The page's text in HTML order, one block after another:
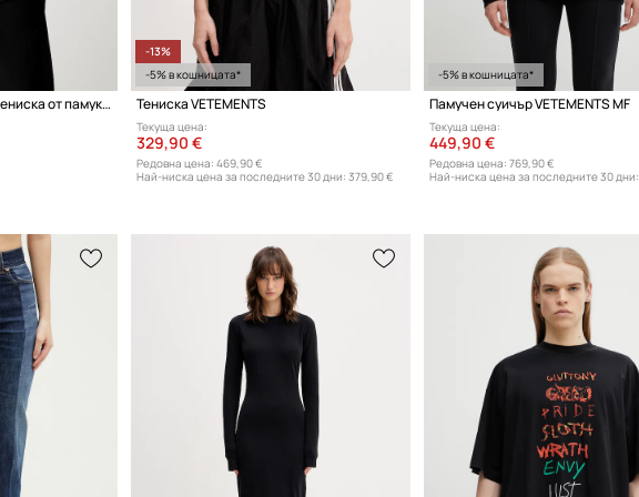
Vetements Classic Logo тениска от памук мъжка
-13%
-5% в кошницата*
Тениска VETEMENTS
Текуща цена:
329,90 €
Редовна цена: 469,90 €
Най-ниска цена за последните 30 дни: 379,90 €
-5% в кошницата*
Памучен суичър VETEMENTS MF
Текуща цена:
449,90 €
Редовна цена: 769,90 €
Най-ниска цена за последните 30 дни: